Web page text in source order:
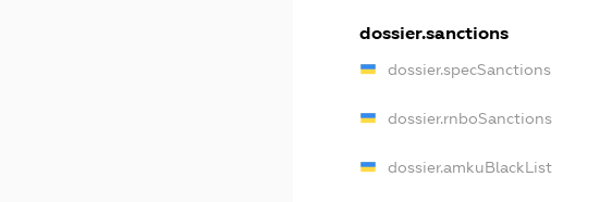
dossier.sanctions
dossier.specSanctions
dossier.rnboSanctions
dossier.amkuBlackList